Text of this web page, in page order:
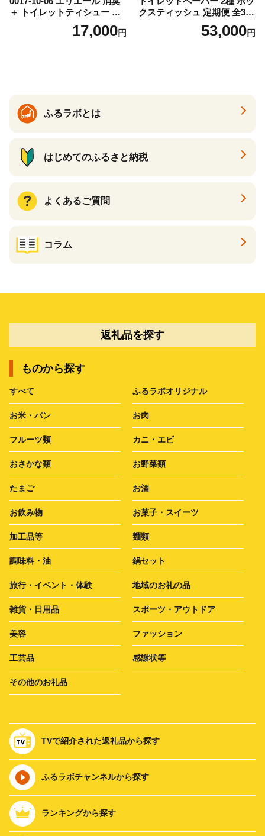
＋ トイレットティシュー し
っかり香るフレッシュクリア
の香り ダブル 12ロール×6パ
17,000円
クスティッシュ 定期便 全3
回 日本製 まとめ買い 防災
常備品 日用雑貨 消耗品 生活
53,000円
ふるラボとは
はじめてのふるさと納税
よくあるご質問
コラム
返礼品を探す
ものから探す
すべて ふるラボオリジナル
お米・パン お肉
フルーツ類 カニ・エビ
おさかな類 お野菜類
たまご お酒
お飲み物 お菓子・スイーツ
加工品等 麺類
調味料・油 鍋セット
旅行・イベント・体験 地域のお礼の品
雑貨・日用品 スポーツ・アウトドア
美容 ファッション
工芸品 感謝状等
その他のお礼品
TVで紹介された返礼品から探す
ふるラボチャンネルから探す
ランキングから探す